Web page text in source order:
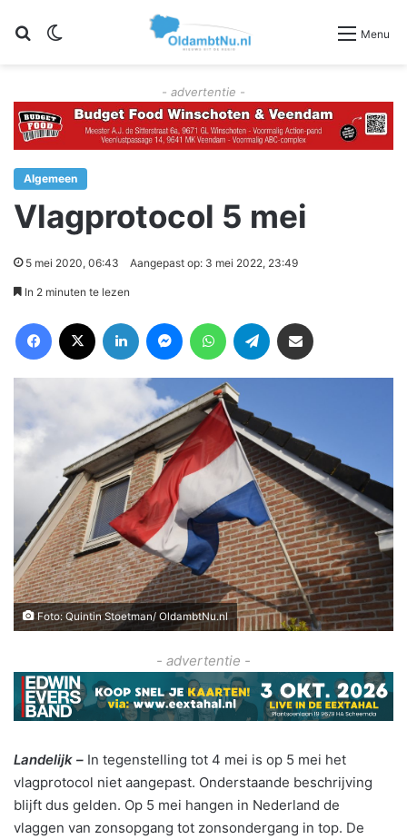
Zoeken Menu
- advertentie -
Algemeen
Vlagprotocol 5 mei
5 mei 2020, 06:43 Aangepast op: 3 mei 2022, 23:49
In 2 minuten te lezen
Foto: Quintin Stoetman/ OldambtNu.nl
- advertentie -
Landelijk – In tegenstelling tot 4 mei is op 5 mei het
vlagprotocol niet aangepast. Onderstaande beschrijving
blijft dus gelden. Op 5 mei hangen in Nederland de
vlaggen van zonsopgang tot zonsondergang in top. De